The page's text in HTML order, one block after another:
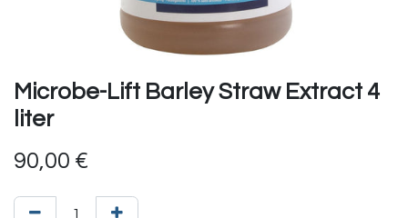
Microbe-Lift Barley Straw Extract 4
liter
90,00 €